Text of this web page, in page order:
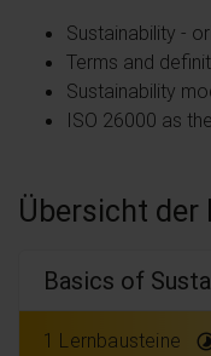
Sustainability -
Terms and
Sustainability
ISO 26000 as
Übersicht der
Basics of
1 Lernbausteine